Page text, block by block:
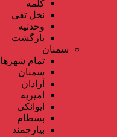
کلمه
نخل تقی
وحدتیه
بازگشت
سمنان
تمام شهر‌ها
سمنان
آرادان
امیریه
ایوانکی
بسطام
بیارجمند